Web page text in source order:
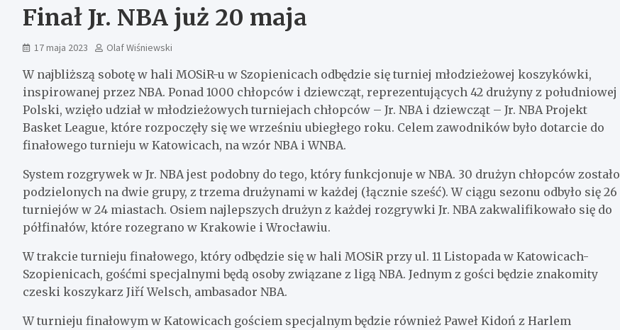
Finał Jr. NBA już 20 maja
17 maja 2023 Olaf Wiśniewski
W najbliższą sobotę w hali MOSiR-u w Szopienicach odbędzie się turniej młodzieżowej koszykówki,
inspirowanej przez NBA. Ponad 1000 chłopców i dziewcząt, reprezentujących 42 drużyny z południowej
Polski, wzięło udział w młodzieżowych turniejach chłopców – Jr. NBA i dziewcząt – Jr. NBA Projekt
Basket League, które rozpoczęły się we wrześniu ubiegłego roku. Celem zawodników było dotarcie do
finałowego turnieju w Katowicach, na wzór NBA i WNBA.
System rozgrywek w Jr. NBA jest podobny do tego, który funkcjonuje w NBA. 30 drużyn chłopców zostało
podzielonych na dwie grupy, z trzema drużynami w każdej (łącznie sześć). W ciągu sezonu odbyło się 26
turniejów w 24 miastach. Osiem najlepszych drużyn z każdej rozgrywki Jr. NBA zakwalifikowało się do
półfinałów, które rozegrano w Krakowie i Wrocławiu.
W trakcie turnieju finałowego, który odbędzie się w hali MOSiR przy ul. 11 Listopada w Katowicach-
Szopienicach, gośćmi specjalnymi będą osoby związane z ligą NBA. Jednym z gości będzie znakomity
czeski koszykarz Jiří Welsch, ambasador NBA.
W turnieju finałowym w Katowicach gościem specjalnym będzie również Paweł Kidoń z Harlem